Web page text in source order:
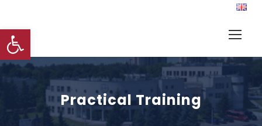
Open toolbar
Practical Training